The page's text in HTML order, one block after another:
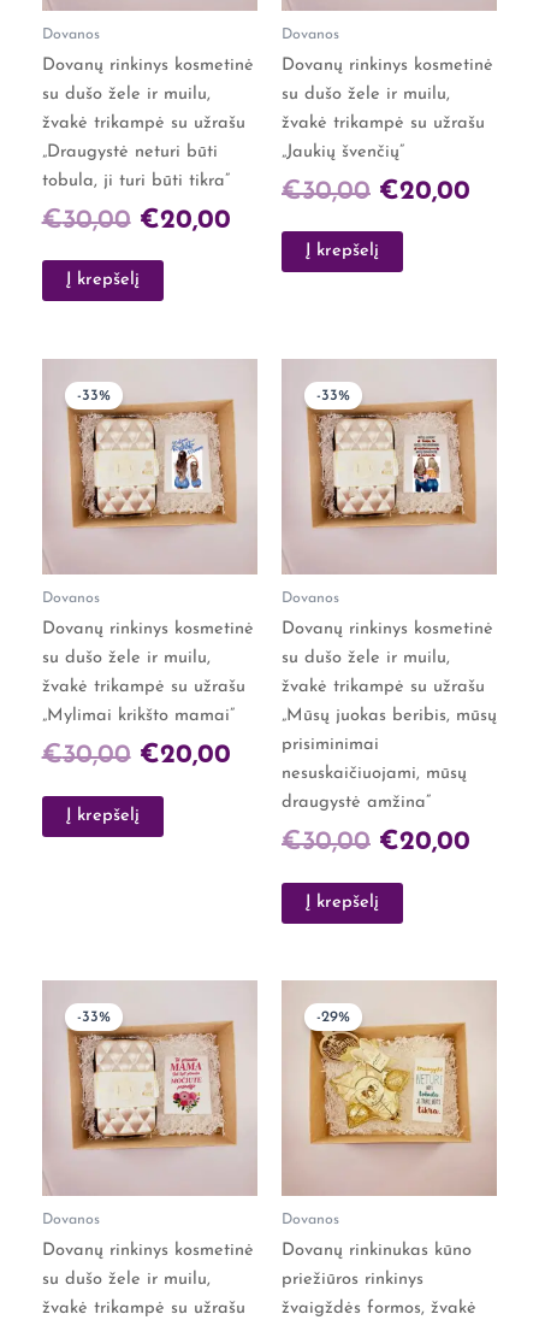
Dovanos
Dovanų rinkinys kosmetinė
su dušo žele ir muilu,
žvakė trikampė su užrašu
„Draugystė neturi būti
tobula, ji turi būti tikra”
€30,00 €20,00
Į krepšelį
Dovanos
Dovanų rinkinys kosmetinė
su dušo žele ir muilu,
žvakė trikampė su užrašu
„Jaukių švenčių”
€30,00 €20,00
Į krepšelį
-33%
Dovanos
Dovanų rinkinys kosmetinė
su dušo žele ir muilu,
žvakė trikampė su užrašu
„Mylimai krikšto mamai”
€30,00
price
was:
€30,00.
€20,00
price
€20,00.
Į krepšelį
-33%
Dovanos
Dovanų rinkinys kosmetinė
su dušo žele ir muilu,
žvakė trikampė su užrašu
„Mūsų juokas beribis, mūsų
prisiminimai
nesuskaičiuojami, mūsų
draugystė amžina”
€30,00
price
was:
€30,00.
€20,00
price
is:
Į krepšelį
-33%
Dovanos
Dovanų rinkinys kosmetinė
su dušo žele ir muilu,
žvakė trikampė su užrašu
price
was:
€30,00.
price
€20,00.
-29%
Dovanos
Dovanų rinkinukas kūno
priežiūros rinkinys
žvaigždės formos, žvakė
price
was:
€21,00.
price
is:
€15,00.